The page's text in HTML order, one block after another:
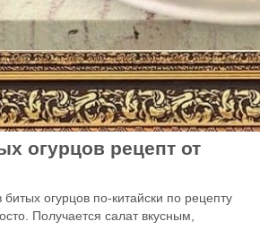
огурцов рецепт от
битых огурцов по-китайски по рецепту
Получается салат вкусным,